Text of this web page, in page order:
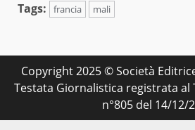
Tags: francia mali
Copyright 2025 © Società
Testata Giornalistica registrata al
n°805 del 14/12/